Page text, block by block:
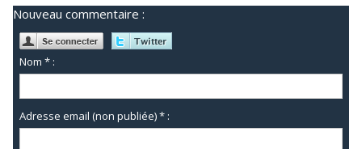
Nouveau commentaire :
Nom * :
Adresse email (non publiée) * :